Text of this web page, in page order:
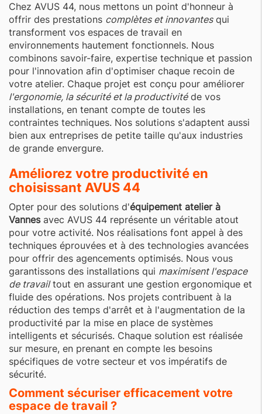
Chez AVUS 44, nous mettons un point d'honneur à
offrir des prestations complètes et innovantesqui
transforment vos espaces de travail en
environnements hautement fonctionnels. Nous
combinons savoir-faire, expertise technique et passion
pour l'innovation afin d'optimiser chaque recoin de
votre atelier. Chaque projet est conçu pour améliorer
l'ergonomie, la sécurité et la productivitéde vos
installations, en tenant compte de toutes les
contraintes techniques. Nos solutions s'adaptent aussi
bien aux entreprises de petite taille qu'aux industries
de grande envergure.
Améliorez votre productivité en
choisissant AVUS 44
Opter pour des solutions d'équipement atelier à
Vannesavec AVUS 44 représente un véritable atout
pour votre activité. Nos réalisations font appel à des
techniques éprouvées et à des technologies avancées
pour offrir des agencements optimisés. Nous vous
garantissons des installations qui maximisent l'espace
de travailtout en assurant une gestion ergonomique et
fluide des opérations. Nos projets contribuent à la
réduction des temps d'arrêt et à l'augmentation de la
productivité par la mise en place de systèmes
intelligents et sécurisés. Chaque solution est réalisée
sur mesure, en prenant en compte les besoins
spécifiques de votre secteur et vos impératifs de
sécurité.
Comment sécuriser efficacement votre
espace de travail ?